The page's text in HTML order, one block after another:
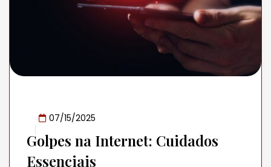
07/15/2025
Golpes na Internet: Cuidados
Essenciais